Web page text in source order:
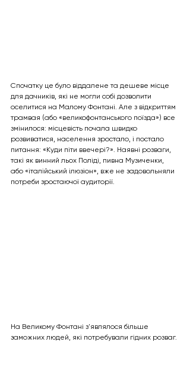
Спочатку це було віддалене та дешеве місце
для дачників, які не могли собі дозволити
оселитися на Малому Фонтані. Але з відкриттям
трамвая (або «великофонтанського поїзда») все
змінилося: місцевість почала швидко
розвиватися, населення зростало, і постало
питання: «Куди піти ввечері?». Наявні розваги,
такі як винний льох Поліді, пивна Музиченки,
або «італійський ілюзіон», вже не задовольняли
потреби зростаючої аудиторії.
На Великому Фонтані з'являлося більше
заможних людей, які потребували гідних розваг.